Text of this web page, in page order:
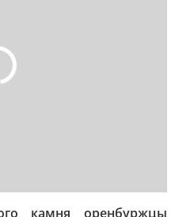
камня оренбуржцы